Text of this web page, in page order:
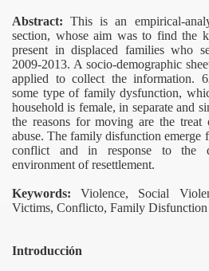
Abstract:This is an empirical-
section, whose aim was to find the
present in displaced families who
2009-2013. A socio-demographic
applied to collect the information.
some type of family dysfunction,
household is female, in separate and
the reasons for moving are the treat
abuse. The family disfunction emerge
conflict and in response to the
environment of resettlement.
Keywords: Violence, Social
Victims, Conflicto, Family Disfunction
Introducción
<> de Michel Foucault
de la Salud Mental
a la Subjetividad Nomade
Hacia una Reflexión Crítica